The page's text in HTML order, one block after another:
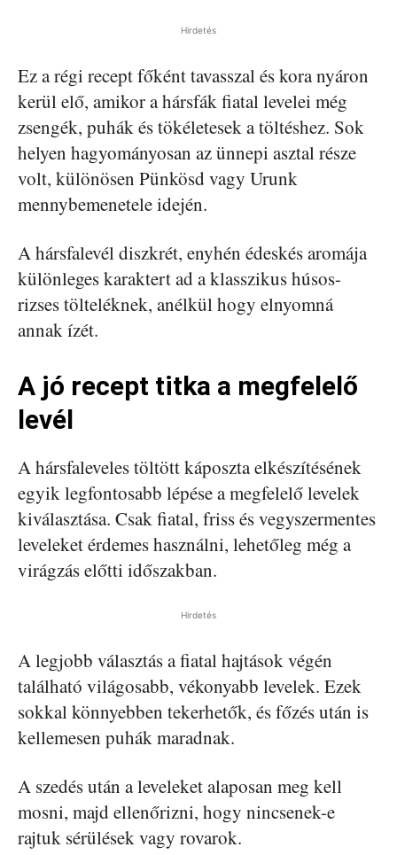
Hirdetés
Ez a régi recept főként tavasszal és kora nyáron
kerül elő, amikor a hársfák fiatal levelei még
zsengék, puhák és tökéletesek a töltéshez. Sok
helyen hagyományosan az ünnepi asztal része
volt, különösen Pünkösd vagy Urunk
mennybemenetele idején.
A hársfalevél diszkrét, enyhén édeskés aromája
különleges karaktert ad a klasszikus húsos-
rizses tölteléknek, anélkül hogy elnyomná
annak ízét.
A jó recept titka a megfelelő
levél
A hársfaleveles töltött káposzta elkészítésének
egyik legfontosabb lépése a megfelelő levelek
kiválasztása. Csak fiatal, friss és vegyszermentes
leveleket érdemes használni, lehetőleg még a
virágzás előtti időszakban.
Hirdetés
A legjobb választás a fiatal hajtások végén
található világosabb, vékonyabb levelek. Ezek
sokkal könnyebben tekerhetők, és főzés után is
kellemesen puhák maradnak.
A szedés után a leveleket alaposan meg kell
mosni, majd ellenőrizni, hogy nincsenek-e
rajtuk sérülések vagy rovarok.